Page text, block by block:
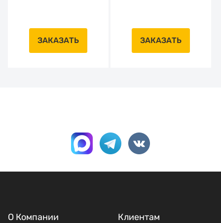
ЗАКАЗАТЬ ЗАКАЗАТЬ
О Компании Клиентам